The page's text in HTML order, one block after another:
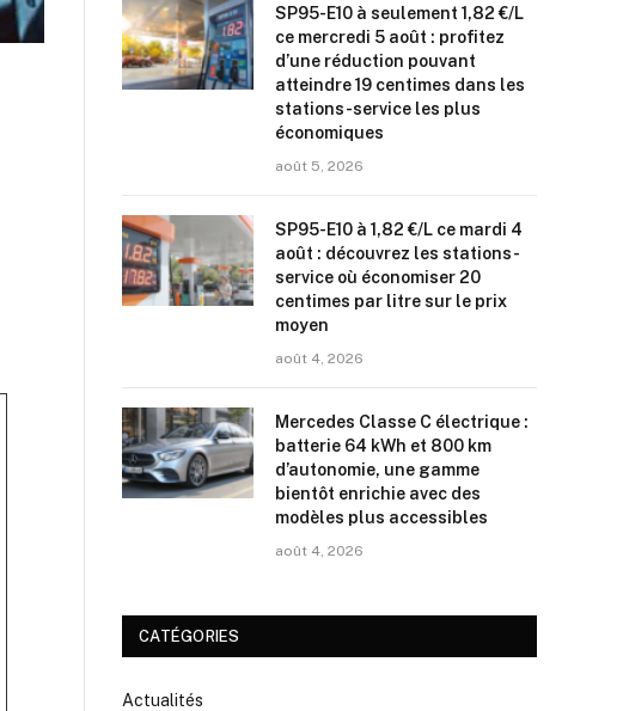
SP95-E10 à seulement 1,82 €/L
ce mercredi 5 août : profitez
d’une réduction pouvant
atteindre 19 centimes dans les
stations-service les plus
économiques
août 5, 2026
SP95-E10 à 1,82 €/L ce mardi 4
août : découvrez les stations-
service où économiser 20
centimes par litre sur le prix
moyen
août 4, 2026
Mercedes Classe C électrique :
batterie 64 kWh et 800 km
d’autonomie, une gamme
bientôt enrichie avec des
modèles plus accessibles
août 4, 2026
CATÉGORIES
Actualités